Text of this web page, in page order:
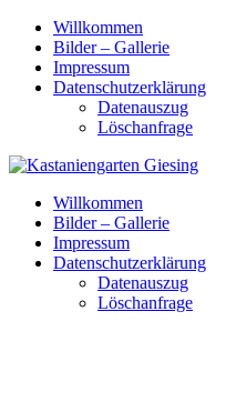
Skip
content
Willkommen
Bilder – Gallerie
Impressum
Datenschutzerklärung
Datenauszug
Löschanfrage
Willkommen
Bilder – Gallerie
Impressum
Datenschutzerklärung
Datenauszug
Löschanfrage